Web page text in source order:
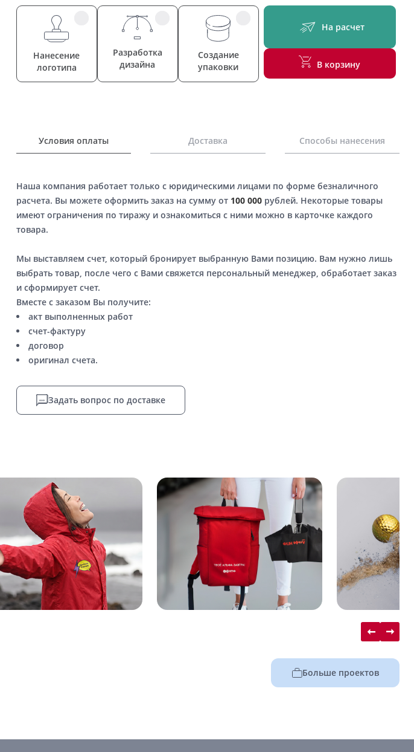
Нанесение
логотипа
Разработка
дизайна
Создание
упаковки
На расчет
В корзину
Условия оплаты Доставка Способы нанесения
Наша компания работает только с юридическими лицами по форме безналичного
расчета. Вы можете оформить заказ на сумму от 100 000рублей. Некоторые товары
имеют ограничения по тиражу и ознакомиться с ними можно в карточке каждого
товара.
Мы выставляем счет, который бронирует выбранную Вами позицию. Вам нужно лишь
выбрать товар, после чего с Вами свяжется персональный менеджер, обработает заказ
и сформирует счет.
Вместе с заказом Вы получите:
акт выполненных работ
счет-фактуру
договор
оригинал счета.
Задать вопрос по доставке
Больше проектов